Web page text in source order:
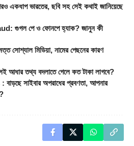
একধাপ ভারতের, ছবি সহ সেই কথাই জানিয়েছে
গুগল পে ও ফোনপে হ্যাক? জানুন কী
সোশ্যাল মিডিয়া, নামের পেছনের কারণ
তথ্য বদলাতে গেলে কত টাকা লাগবে?
সাইবার অপরাধের প্রবণতা, আপনার